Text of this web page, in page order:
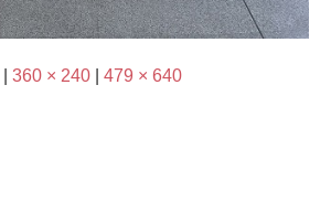
360 × 240 479 × 640